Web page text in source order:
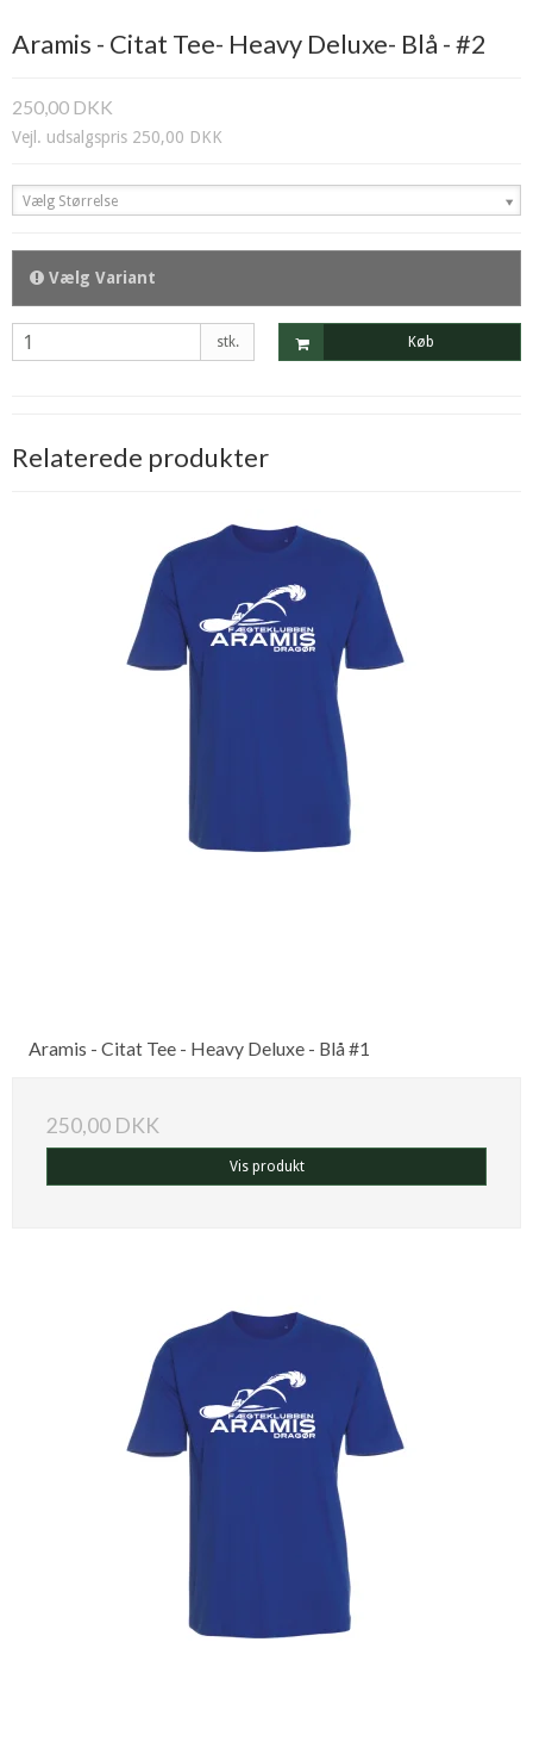
Aramis - Citat Tee- Heavy Deluxe- Blå - #2
250,00 DKK
Vejl. udsalgspris 250,00 DKK
Vælg Størrelse
Vælg Variant
stk. Køb
Relaterede produkter
Aramis - Citat Tee - Heavy Deluxe - Blå #1
250,00 DKK
Vis produkt